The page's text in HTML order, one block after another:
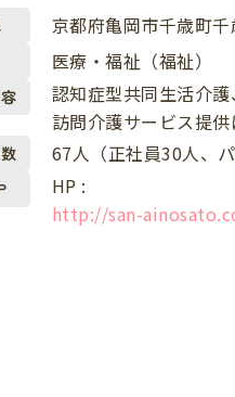
京都府亀岡市千歳町
医療・福祉（福祉）
認知症型共同生活介護
訪問介護サービス提
67人（正社員30人、パ
HP :
http://san-